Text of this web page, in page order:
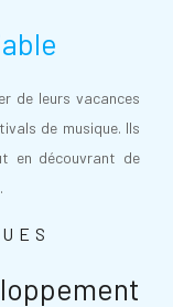
de leurs vacances
de musique. Ils
en découvrant de